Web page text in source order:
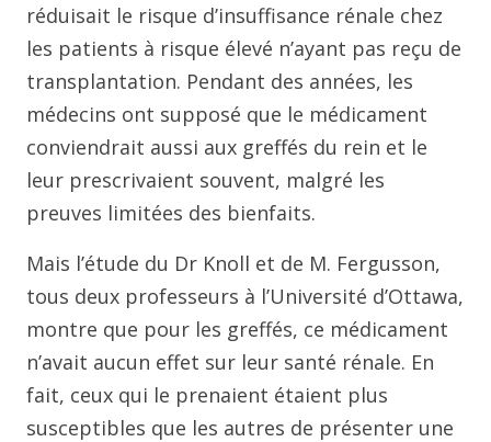
réduisait le risque d’insuffisance rénale chez
les patients à risque élevé n’ayant pas reçu de
transplantation. Pendant des années, les
médecins ont supposé que le médicament
conviendrait aussi aux greffés du rein et le
leur prescrivaient souvent, malgré les
preuves limitées des bienfaits.
Mais l’étude du Dr Knoll et de M. Fergusson,
tous deux professeurs à l’Université d’Ottawa,
montre que pour les greffés, ce médicament
n’avait aucun effet sur leur santé rénale. En
fait, ceux qui le prenaient étaient plus
susceptibles que les autres de présenter une